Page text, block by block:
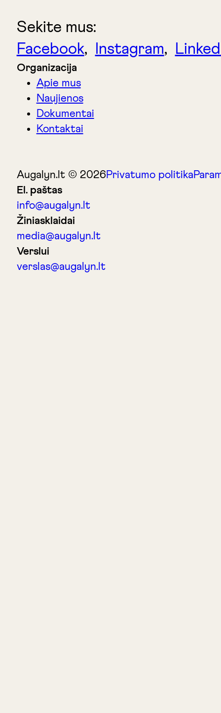
Sekite mus:
Facebook, Instagram,
Organizacija
Apie mus
Naujienos
Dokumentai
Kontaktai
Augalyn.lt © 2026Privatumo politika
El. paštas
info@augalyn.lt
Žiniasklaidai
media@augalyn.lt
Verslui
verslas@augalyn.lt